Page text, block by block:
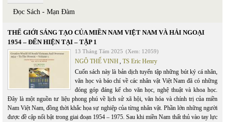
Đọc Sách - Mạn Đàm
THẾ GIỚI SÁNG TẠO CỦA MIỀN NAM VIỆT NAM VÀ HẢI NGOẠI
1954 – ĐẾN HIỆN TẠI – TẬP 1
13 Tháng Tám 2025 (Xem: 12059)
NGÔ THẾ VINH, TS Eric Henry
Cuốn sách này là bản dịch tuyển tập những bút ký cá nhân,
văn học và báo chí về các nhân vật Việt Nam đã có những
đóng góp đáng kể cho văn học, nghệ thuật và khoa học.
Đây là một nguồn tư liệu phong phú về lịch sử xã hội, văn hóa và chính trị của miền
Nam Việt Nam, đồng thời khắc họa sự nghiệp của từng nhân vật. Phần lớn những người
được đề cập nổi bật trong giai đoạn 1954 – 1975. Sau khi miền Nam thất thủ vào tay lực